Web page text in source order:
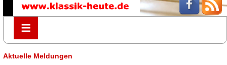
≡
≡
Aktuelle Meldungen